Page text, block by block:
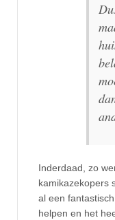
Inderdaad, zo
kamikazekopers
al een
helpen en het